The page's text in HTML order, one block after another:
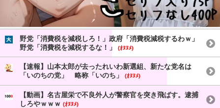
野党「消費税を減税しろ！」政府「消費税減税するわｗ」
野党「消費税を減税するな！」
(ｵﾇﾇﾒ)
【速報】山本太郎が去ったれいわ新選組、新たな党名は
「いのちの党」 略称「いのち」
(ｵﾇﾇﾒ)
【動画】名古屋栄で不良外人が警察官を突き飛ばす。逮捕
しろやｗｗｗ (ｵﾇﾇﾒ)